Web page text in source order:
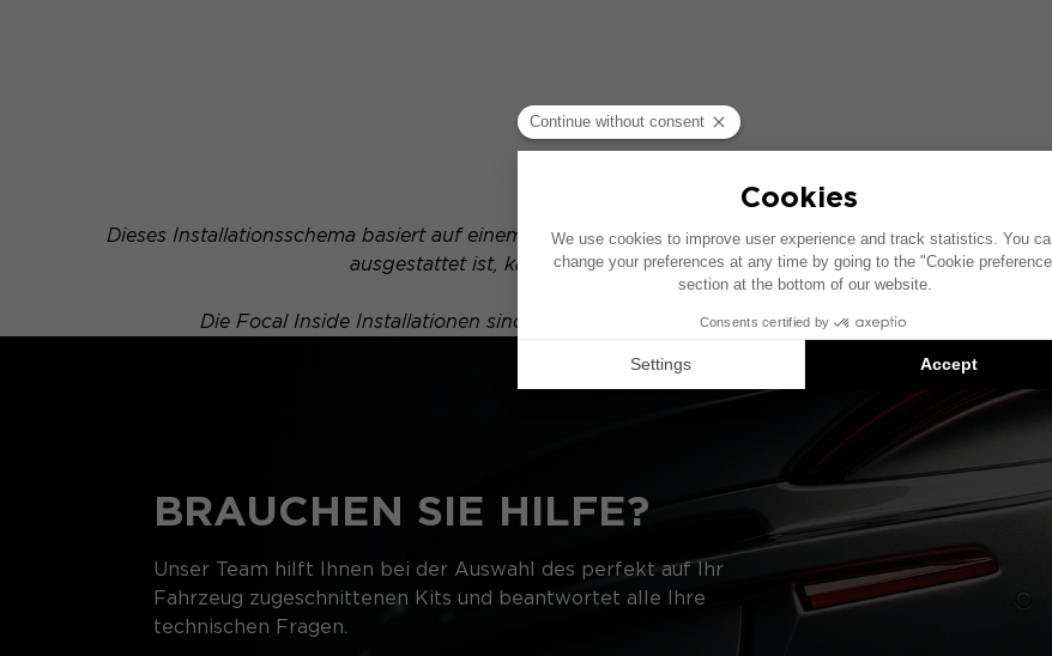
Dieses Installationsschema basiert auf einem Fahrzeug mit werkseitig installiertem Audiosystem.
ausgestattet ist, kann die Platzierung der in diesem Schema gezeigten
Die Focal Inside Installationen sind Vorschläge für kompatible Produkte: Jedes Element
BRAUCHEN SIE HILFE?
Unser Team hilft Ihnen bei der Auswahl des perfekt auf Ihr
Fahrzeug zugeschnittenen Kits und beantwortet alle Ihre
technischen Fragen.